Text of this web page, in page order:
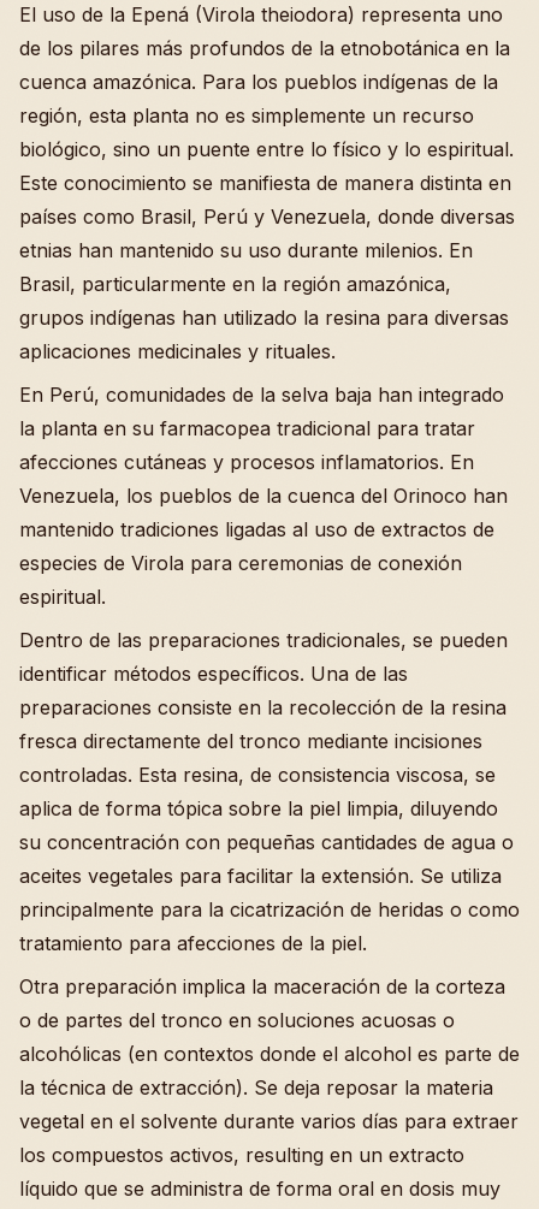
El uso de la Epená (Virola theiodora) representa uno
de los pilares más profundos de la etnobotánica en la
cuenca amazónica. Para los pueblos indígenas de la
región, esta planta no es simplemente un recurso
biológico, sino un puente entre lo físico y lo espiritual.
Este conocimiento se manifiesta de manera distinta en
países como Brasil, Perú y Venezuela, donde diversas
etnias han mantenido su uso durante milenios. En
Brasil, particularmente en la región amazónica,
grupos indígenas han utilizado la resina para diversas
aplicaciones medicinales y rituales.
En Perú, comunidades de la selva baja han integrado
la planta en su farmacopea tradicional para tratar
afecciones cutáneas y procesos inflamatorios. En
Venezuela, los pueblos de la cuenca del Orinoco han
mantenido tradiciones ligadas al uso de extractos de
especies de Virola para ceremonias de conexión
espiritual.
Dentro de las preparaciones tradicionales, se pueden
identificar métodos específicos. Una de las
preparaciones consiste en la recolección de la resina
fresca directamente del tronco mediante incisiones
controladas. Esta resina, de consistencia viscosa, se
aplica de forma tópica sobre la piel limpia, diluyendo
su concentración con pequeñas cantidades de agua o
aceites vegetales para facilitar la extensión. Se utiliza
principalmente para la cicatrización de heridas o como
tratamiento para afecciones de la piel.
Otra preparación implica la maceración de la corteza
o de partes del tronco en soluciones acuosas o
alcohólicas (en contextos donde el alcohol es parte de
la técnica de extracción). Se deja reposar la materia
vegetal en el solvente durante varios días para extraer
los compuestos activos, resulting en un extracto
líquido que se administra de forma oral en dosis muy